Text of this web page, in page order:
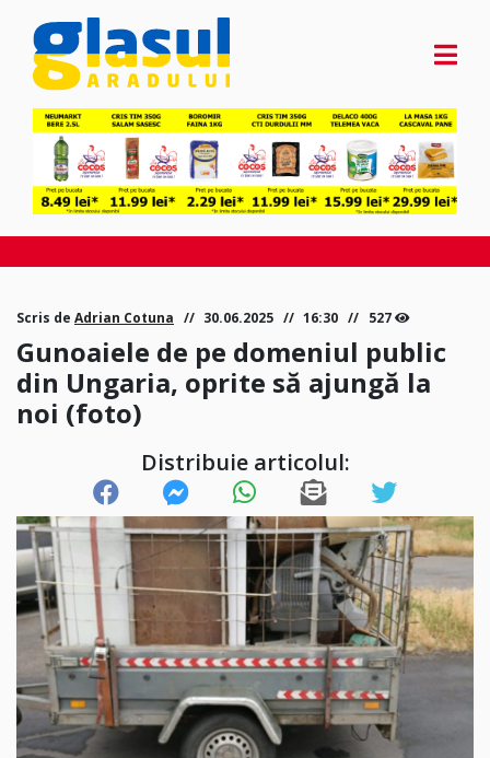
Scris de Adrian Cotuna 30.06.2025 16:30 527
Gunoaiele de pe domeniul public
din Ungaria, oprite să ajungă la
noi (foto)
Distribuie articolul: